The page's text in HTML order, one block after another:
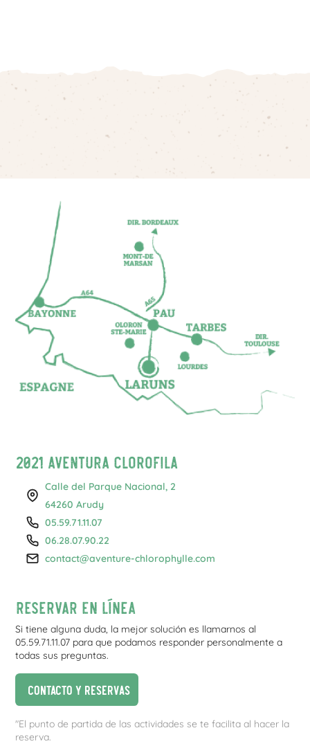
2021 Aventura Clorofila
Calle del Parque Nacional, 2
64260 Arudy
05.59.71.11.07
06.28.07.90.22
contact@aventure-chlorophylle.com
Reservar en línea
Si tiene alguna duda, la mejor solución es llamarnos al
05.59.71.11.07 para que podamos responder personalmente a
todas sus preguntas.
Contacto y reservas
"El punto de partida de las actividades se te facilita al hacer la
reserva.